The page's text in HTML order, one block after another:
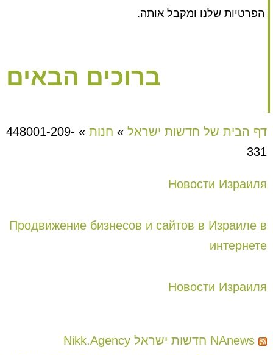
הפרטיות שלנו ומקבל אותה.
ברוכים הבאים
דף הבית של חדשות ישראל » חנות »
448001-209-
331
Новости Израиля
Продвижение бизнесов и сайтов в Израиле в
интернете
Новости Израиля
NAnews חדשות ישראל Nikk.Agency